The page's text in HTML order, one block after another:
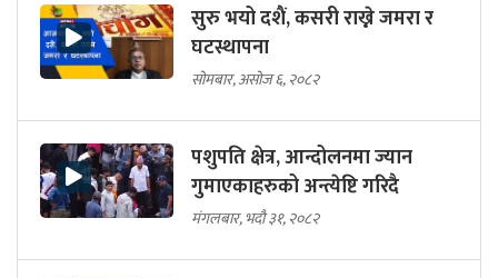
सुरु भयो दशैं, कसरी राख्ने जमरा र
घटस्थापना
सोमबार, असोज ६, २०८२
पशुपति क्षेत्र, आन्दोलनमा ज्यान
गुमाएकाहरुको अन्त्येष्टि गरिदै
मंगलबार, भदौ ३१, २०८२